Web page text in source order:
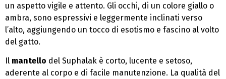
un aspetto vigile e attento. Gli occhi, di un colore giallo o
ambra, sono espressivi e leggermente inclinati verso
l’alto, aggiungendo un tocco di esotismo e fascino al volto
del gatto.
Il mantello del Suphalak è corto, lucente e setoso,
aderente al corpo e di facile manutenzione. La qualità del